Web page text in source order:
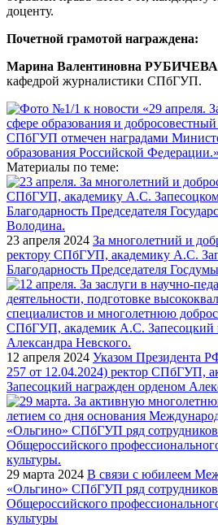
доценту.
Почетной грамотой награждена:
Марина Валентиновна РУБИЧЕВА
кафедрой журналистики СПбГУП.
Материалы по теме:
23 апреля 2024 За многолетний и
ректору СПбГУП, академику А.С.
Благодарность Председателя
12 апреля 2024 Указом Президента
257 от 12.04.2024) ректор СПбГУП,
Запесоцкий награжден орденом
29 марта 2024 В связи с юбилеем
«Ольгино» СПбГУП ряд сотрудников
Общероссийского
культуры